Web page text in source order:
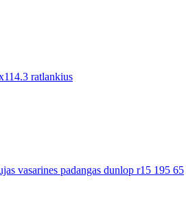
ratlankius
vasarines padangas dunlop r15 195 65